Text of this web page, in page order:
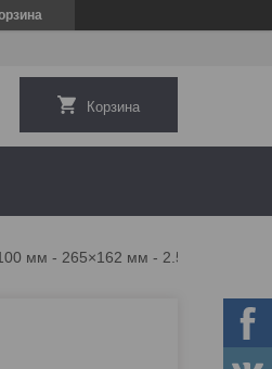
Корзина
мм - 265×162 мм - 2.5 л